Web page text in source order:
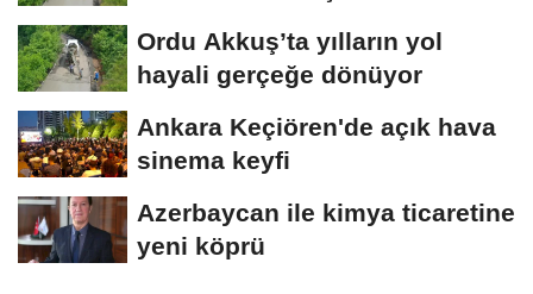
Ordu Akkuş’ta yılların yol
hayali gerçeğe dönüyor
Ankara Keçiören'de açık hava
sinema keyfi
Azerbaycan ile kimya ticaretine
yeni köprü